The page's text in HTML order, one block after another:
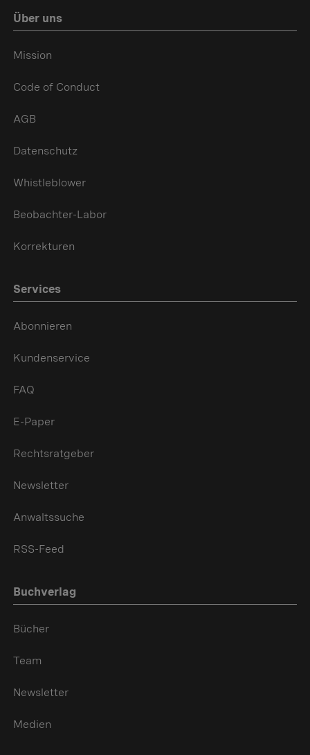
Über uns
Mission
Code of Conduct
AGB
Datenschutz
Whistleblower
Beobachter-Labor
Korrekturen
Services
Abonnieren
Kundenservice
FAQ
E-Paper
Rechtsratgeber
Newsletter
Anwaltssuche
RSS-Feed
Buchverlag
Bücher
Team
Newsletter
Medien